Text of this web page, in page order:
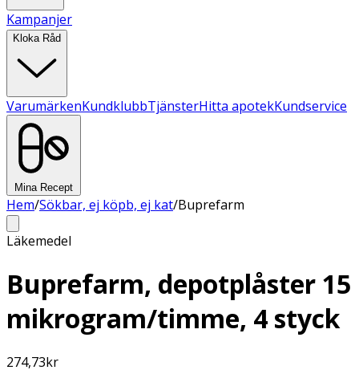
Kampanjer
Kloka Råd
VarumärkenKundklubbTjänsterHitta apotekKundservice
Mina Recept
Hem/Sökbar, ej köpb, ej kat/Buprefarm
Läkemedel
Buprefarm, depotplåster 15
mikrogram/timme, 4 styck
274,73kr